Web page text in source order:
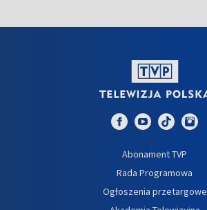
Abonament TVP
Rada Programowa
Ogłoszenia przetargowe